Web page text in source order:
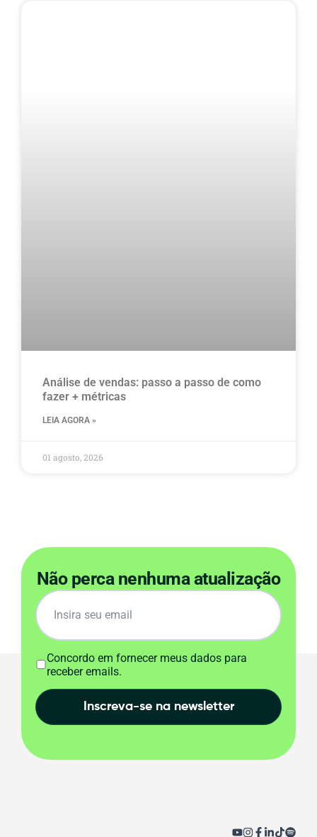
Análise de vendas: passo a passo de como
fazer + métricas
LEIA AGORA »
01 agosto, 2026
Não perca nenhuma atualização
Concordo em fornecer meus dados para
receber emails.
Inscreva-se na newsletter